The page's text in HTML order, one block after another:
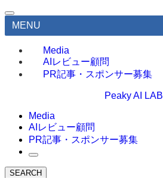
MENU
Media
AIレビュー顧問
PR記事・スポンサー募集
Peaky AI LAB
Media
AIレビュー顧問
PR記事・スポンサー募集
SEARCH